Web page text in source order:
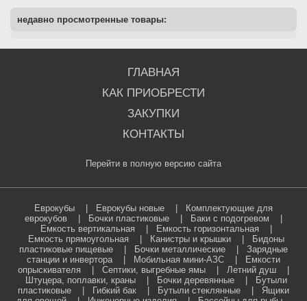
недавно просмотренные товары:
ГЛАВНАЯ
КАК ПРИОБРЕСТИ
ЗАКУПКИ
КОНТАКТЫ
Перейти в полную версию сайта
Еврокубы Еврокубы новые
Комплектующие для
еврокубов
Бочки пластиковые Баки с подогревом
Емкость вертикальная
Емкость горизонтальная
Емкость прямоугольная
Канистры и крышки
Бидоны
пластиковые пищевые
Бочки металлические
Зарядные
станции и инвертора| Мобильная мини-АЗС
Емкости
опрыскивателя
Септики, выгребные ямы Летний душ
Штуцера, поплавки, краны
Бочки деревянные
Бутыли
пластиковые
Гибкий бак Бутыли стеклянные
Ящики